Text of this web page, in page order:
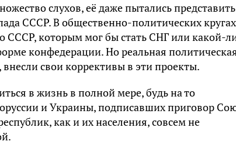
слухов, её даже пытались представить
СССР. В общественно-политических кругах
СССР, которым мог бы стать СНГ или какой-
конфедерации. Но реальная
свои коррективы в эти проекты.
в жизнь в полной мере, будь на то
и Украины, подписавших приговор
как и их населения, совсем не